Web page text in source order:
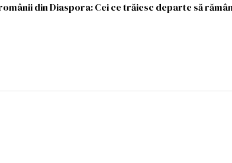
din Diaspora: Cei ce trăiesc departe să